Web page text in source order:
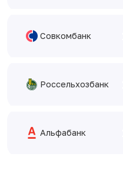
Совкомбанк
Россельхозбанк
Альфабанк